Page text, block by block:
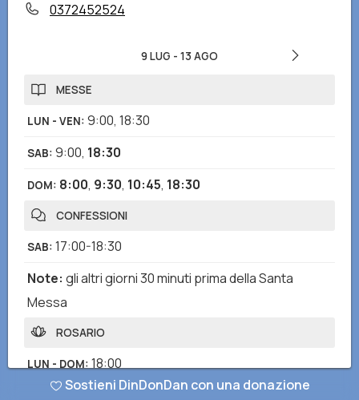
0372452524
9 LUG - 13 AGO
MESSE
LUN - VEN: 9:00, 18:30
SAB: 9:00, 18:30
DOM: 8:00, 9:30, 10:45, 18:30
CONFESSIONI
SAB: 17:00-18:30
Note: gli altri giorni 30 minuti prima della Santa
Messa
ROSARIO
LUN - DOM: 18:00
Sostieni DinDonDan con una donazione